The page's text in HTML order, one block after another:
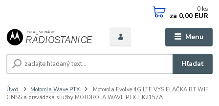
Menu
Hľadať
0 ks
za 0,00 EUR
Úvod Motorola Wave PTX
Motorola Evolve 4G LTE VYSIELAČKA BT WIFI
GNSS a prevádzka služby MOTOROLA WAVE PTX HK2157A